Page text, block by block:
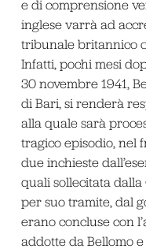
e di comprensione
inglese varrà ad
tribunale britannico
Infatti, pochi mesi
30 novembre 1941,
di Bari, si renderà
alla quale sarà
tragico episodio, nel
due inchieste
quali sollecitata dalla
per suo tramite, dal
erano concluse con
addotte da Bellomo